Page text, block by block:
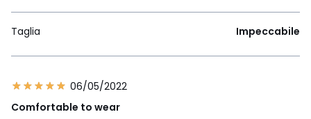
Taglia Impeccabile
06/05/2022
Comfortable to wear